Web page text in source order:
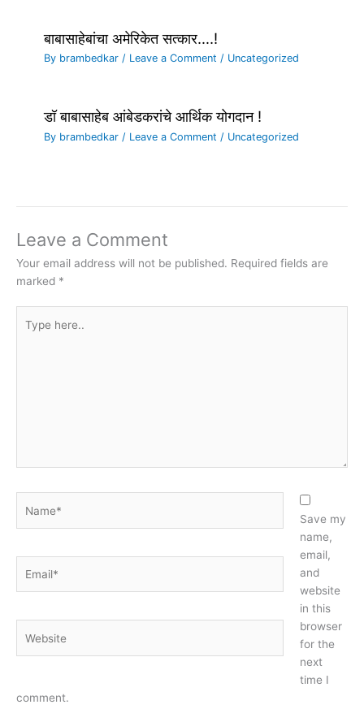
बाबासाहेबांचा अमेरिकेत सत्कार….!
By brambedkar/ Leave a Comment / Uncategorized
डॉ बाबासाहेब आंबेडकरांचे आर्थिक योगदान !
By brambedkar / Leave a Comment / Uncategorized
Leave a Comment
Your email address will not be published. Required fields are
marked *
here..
Save my
name,
email,
and
website
in this
browser
for the
next
time I
comment.